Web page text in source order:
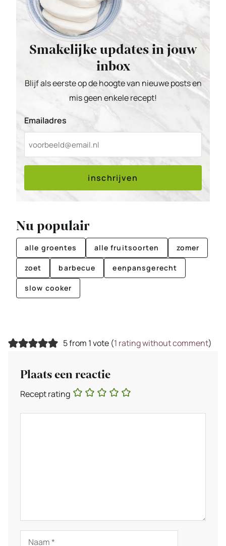
Smakelijke updates in jouw
inbox
Blijf als eerste op de hoogte van nieuwe posts en
mis geen enkele recept!
Emailadres
inschrijven
Nu populair
alle groentes alle fruitsoorten zomer
zoet barbecue eenpansgerecht
slow cooker
5 from 1 vote (1 rating without comment)
Plaats een reactie
Recept rating
Naam